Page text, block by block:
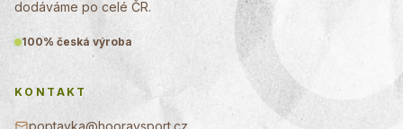
dodáváme po celé ČR.
100% česká výroba
KONTAKT
poptavka@hooraysport.cz